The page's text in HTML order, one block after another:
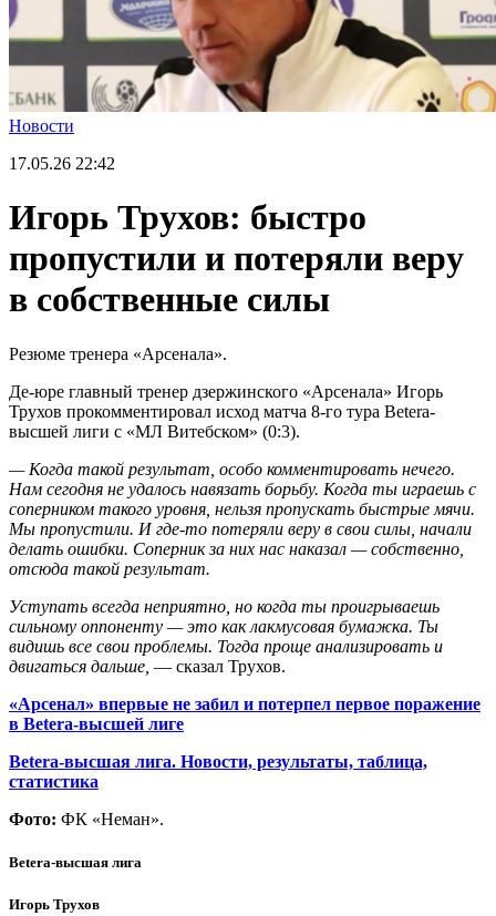
Новости
17.05.26 22:42
Игорь Трухов: быстро
пропустили и потеряли веру
в собственные силы
Резюме тренера «Арсенала».
Де-юре главный тренер дзержинского «Арсенала» Игорь
Трухов прокомментировал исход матча 8-го тура Betera-
высшей лиги с «МЛ Витебском» (0:3).
— Когда такой результат, особо комментировать нечего.
Нам сегодня не удалось навязать борьбу. Когда ты играешь с
соперником такого уровня, нельзя пропускать быстрые мячи.
Мы пропустили. И где-то потеряли веру в свои силы, начали
делать ошибки. Соперник за них нас наказал — собственно,
отсюда такой результат.
Уступать всегда неприятно, но когда ты проигрываешь
сильному оппоненту — это как лакмусовая бумажка. Ты
видишь все свои проблемы. Тогда проще анализировать и
двигаться дальше, — сказал Трухов.
«Арсенал» впервые не забил и потерпел первое поражение
в Betera-высшей лиге
Betera-высшая лига. Новости, результаты, таблица,
статистика
Фото: ФК «Неман».
Betera-высшая лига
Игорь Трухов